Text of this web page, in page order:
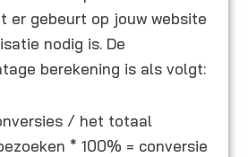
er gebeurt op jouw website
nodig is. De
berekening is als volgt:
/ het totaal
* 100% = conversie